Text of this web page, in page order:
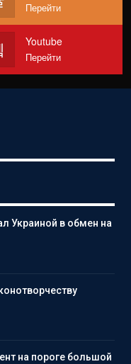
Перейти
Youtube
Перейти
Украиной в обмен на
на пороге большой